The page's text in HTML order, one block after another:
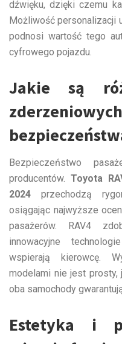
dźwięku, dzięki czemu
Możliwość personalizacji
podnosi wartość tego
cyfrowego pojazdu.
Jakie są
Bezpieczeństwo
producentów. Toyota
2024 przechodzą
osiągając najwyższe
pasażerów. RAV4
innowacyjne
wspierają kierowcę.
modelami nie jest prosty,
oba samochody
Estetyka i